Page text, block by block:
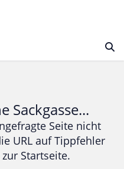
Sackgasse...
Seite nicht
URL auf Tippfehler
Startseite.